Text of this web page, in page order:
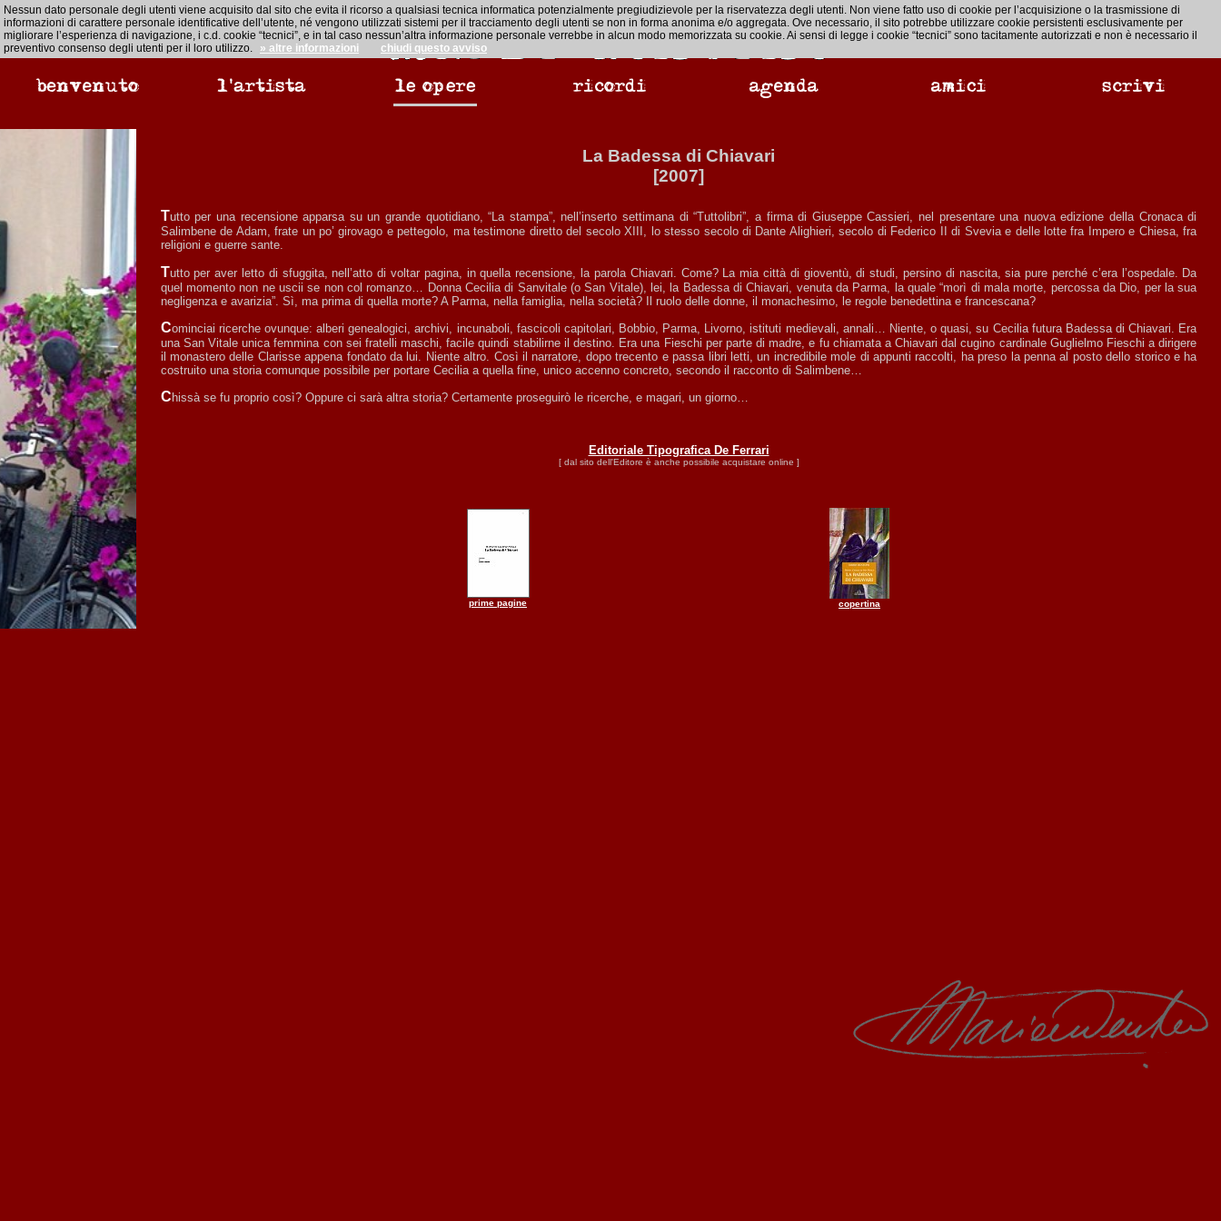
La Badessa di Chiavari
[2007]
Tutto per una recensione apparsa su un grande quotidiano, “La stampa”, nell’inserto settimana di “Tuttolibri”, a firma di Giuseppe Cassieri, nel presentare una nuova edizione della Cronaca di
Salimbene de Adam, frate un po’ girovago e pettegolo, ma testimone diretto del secolo XIII, lo stesso secolo di Dante Alighieri, secolo di Federico II di Svevia e delle lotte fra Impero e Chiesa, fra
religioni e guerre sante.
Tutto per aver letto di sfuggita, nell’atto di voltar pagina, in quella recensione, la parola Chiavari. Come? La mia città di gioventù, di studi, persino di nascita, sia pure perché c’era l’ospedale. Da
quel momento non ne uscii se non col romanzo… Donna Cecilia di Sanvitale (o San Vitale), lei, la Badessa di Chiavari, venuta da Parma, la quale “morì di mala morte, percossa da Dio, per la sua
negligenza e avarizia”. Sì, ma prima di quella morte? A Parma, nella famiglia, nella società? Il ruolo delle donne, il monachesimo, le regole benedettina e francescana?
Cominciai ricerche ovunque: alberi genealogici, archivi, incunaboli, fascicoli capitolari, Bobbio, Parma, Livorno, istituti medievali, annali… Niente, o quasi, su Cecilia futura Badessa di Chiavari. Era
una San Vitale unica femmina con sei fratelli maschi, facile quindi stabilirne il destino. Era una Fieschi per parte di madre, e fu chiamata a Chiavari dal cugino cardinale Guglielmo Fieschi a dirigere
il monastero delle Clarisse appena fondato da lui. Niente altro. Così il narratore, dopo trecento e passa libri letti, un incredibile mole di appunti raccolti, ha preso la penna al posto dello storico e ha
costruito una storia comunque possibile per portare Cecilia a quella fine, unico accenno concreto, secondo il racconto di Salimbene…
Chissà se fu proprio così? Oppure ci sarà altra storia? Certamente proseguirò le ricerche, e magari, un giorno…
Editoriale Tipografica De Ferrari
[ dal sito dell'Editore è anche possibile acquistare online ]
prime pagine copertina
Nessun dato personale degli utenti viene acquisito dal sito che evita il ricorso a qualsiasi tecnica informatica potenzialmente pregiudizievole per la riservatezza degli utenti. Non viene fatto uso di cookie per l’acquisizione o la trasmissione di
informazioni di carattere personale identificative dell’utente, né vengono utilizzati sistemi per il tracciamento degli utenti se non in forma anonima e/o aggregata. Ove necessario, il sito potrebbe utilizzare cookie persistenti esclusivamente per
migliorare l’esperienza di navigazione, i c.d. cookie “tecnici”, e in tal caso nessun’altra informazione personale verrebbe in alcun modo memorizzata su cookie. Ai sensi di legge i cookie “tecnici” sono tacitamente autorizzati e non è necessario il
preventivo consenso degli utenti per il loro utilizzo.
» altre informazioni chiudi questo avviso